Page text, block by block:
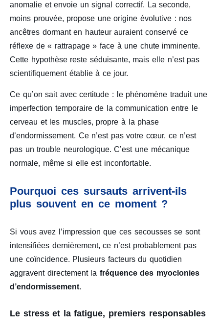
anomalie et envoie un signal correctif. La seconde,
moins prouvée, propose une origine évolutive : nos
ancêtres dormant en hauteur auraient conservé ce
réflexe de « rattrapage » face à une chute imminente.
Cette hypothèse reste séduisante, mais elle n’est pas
scientifiquement établie à ce jour.
Ce qu’on sait avec certitude : le phénomène traduit une
imperfection temporaire de la communication entre le
cerveau et les muscles, propre à la phase
d’endormissement. Ce n’est pas votre cœur, ce n’est
pas un trouble neurologique. C’est une mécanique
normale, même si elle est inconfortable.
Pourquoi ces sursauts arrivent-ils
plus souvent en ce moment ?
Si vous avez l’impression que ces secousses se sont
intensifiées dernièrement, ce n’est probablement pas
une coïncidence. Plusieurs facteurs du quotidien
aggravent directement la fréquence des myoclonies
d’endormissement.
Le stress et la fatigue, premiers responsables